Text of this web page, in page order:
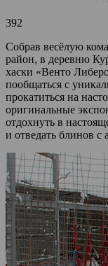
392
Собрав весёлую
район, в деревню
хаски «Венто
пообщаться с
прокатиться на
оригинальные
отдохнуть в
и отведать блинов